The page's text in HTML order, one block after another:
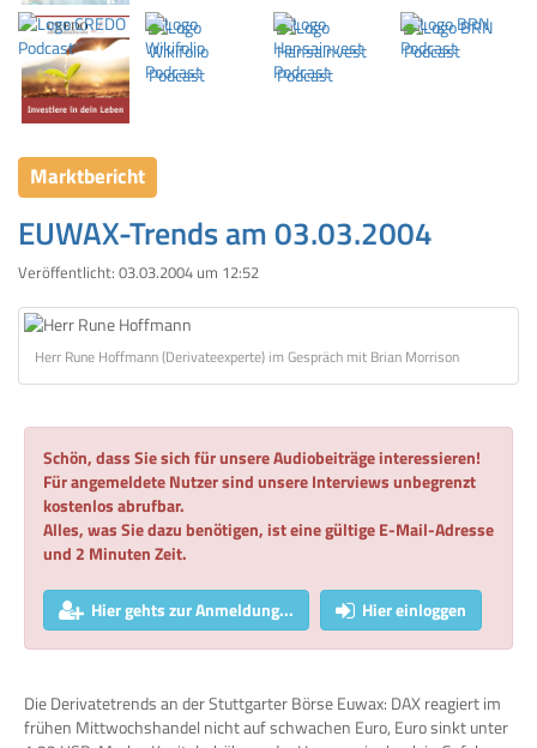
Marktbericht
EUWAX-Trends am 03.03.2004
Veröffentlicht: 03.03.2004 um 12:52
Herr Rune Hoffmann (Derivateexperte) im Gespräch mit Brian Morrison
Schön, dass Sie sich für unsere Audiobeiträge interessieren!
Für angemeldete Nutzer sind unsere Interviews unbegrenzt
kostenlos abrufbar.
Alles, was Sie dazu benötigen, ist eine gültige E-Mail-Adresse
und 2 Minuten Zeit.
Hier gehts zur Anmeldung... Hier einloggen
Die Derivatetrends an der Stuttgarter Börse Euwax: DAX reagiert im
frühen Mittwochshandel nicht auf schwachen Euro, Euro sinkt unter